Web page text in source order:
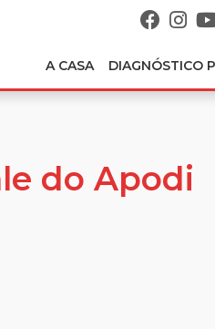
A CASA DIAGNÓSTICO
do Apodi